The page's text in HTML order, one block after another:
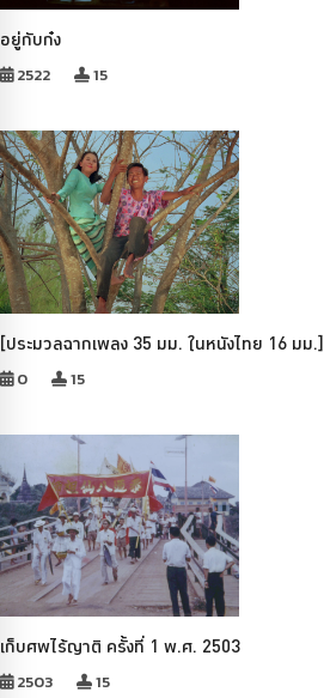
อยู่กับก๋ง
2522 15
[ประมวลฉากเพลง 35 มม. ในหนังไทย 16 มม.]
0 15
เก็บศพไร้ญาติ ครั้งที่ 1 พ.ศ. 2503
2503 15